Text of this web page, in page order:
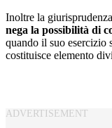
Inoltre la
nega la possibilità di
quando il suo esercizio
costituisce elemento